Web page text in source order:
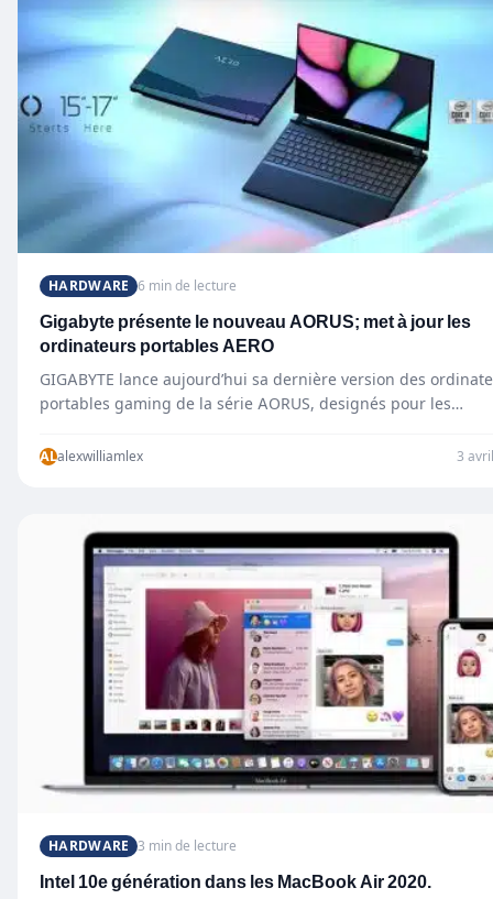
HARDWARE 6 min de lecture
Gigabyte présente le nouveau AORUS; met à jour les
ordinateurs portables AERO
GIGABYTE lance aujourd’hui sa dernière version des
portables gaming de la série AORUS, designés pour les
ALalexwilliamlex 3
HARDWARE 3 min de lecture
Intel 10e génération dans les MacBook Air 2020.